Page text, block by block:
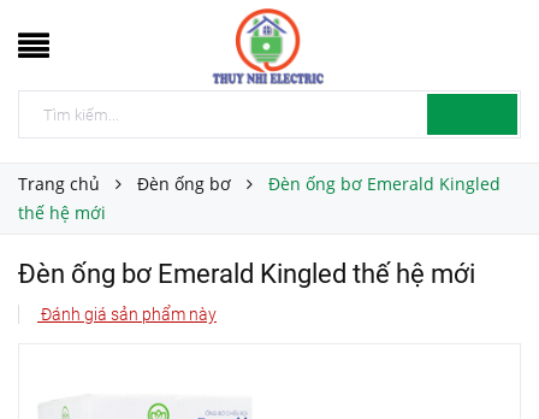
Trang chủ Đèn ống bơ
Đèn ống bơ Emerald Kingled
thế hệ mới
Đèn ống bơ Emerald Kingled thế hệ mới
Đánh giá sản phẩm này